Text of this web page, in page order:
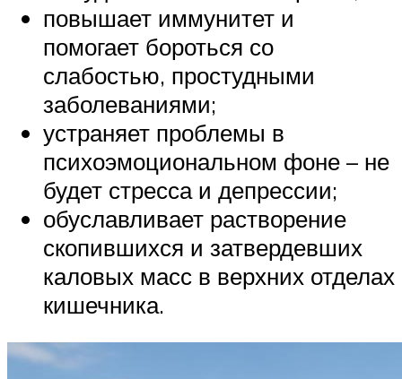
повышает иммунитет и
помогает бороться со
слабостью, простудными
заболеваниями;
устраняет проблемы в
психоэмоциональном фоне – не
будет стресса и депрессии;
обуславливает растворение
скопившихся и затвердевших
каловых масс в верхних отделах
кишечника.